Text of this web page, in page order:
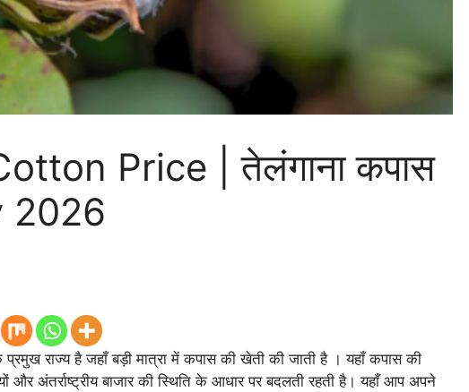
Price | तेलंगाना कपास
2026
राज्य है जहाँ बड़ी मात्रा में कपास की खेती की जाती है । यहाँ कपास की
और अंतर्राष्ट्रीय बाजार की स्थिति के आधार पर बदलती रहती है। यहाँ आप अपने